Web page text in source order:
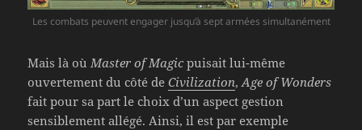
Les combats peuvent engager jusqu’à sept armées simultanément
Mais là oùMaster of Magic puisait lui-même
ouvertement du côté deCivilization,Age of Wonders
fait pour sa part le choix d’un aspect gestion
sensiblement allégé. Ainsi, il est par exemple